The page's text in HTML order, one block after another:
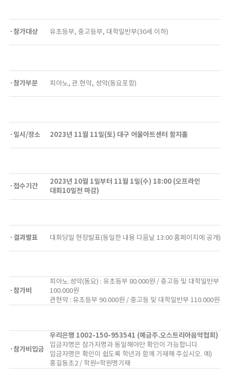
참가대상 유초등부, 중고등부, 대학일반부(30세 이하)
참가부문 피아노, 관.현악, 성악(동요포함)
일시/장소 2023년 11월 11일(토) 대구 어울아트센터 함지홀
접수기간
2023년 10월 1일부터 11월 1일(수) 18:00 (오프라인
대회10일전 마감)
결과발표 대회당일 현장발표(동일한 내용 다음날 13:00 홈페이지에 공개)
참가비
피아노.성악(동요) : 유초등부 80.000원 / 중고등 및 대학일반부
100.000원
관현악 : 유초등부 90.000원 / 중고등 및 대학일반부 110.000원
참가비입금
우리은행 1002-150-953541 (예금주.오스트리아음악협회)
입금자명은 참가자명과 동일해야만 확인이 가능합니다
입금자명은 확인이 쉽도록 학년과 함께 기재해 주십시오. 예)
홍길동초2 / 학원=학원명기재